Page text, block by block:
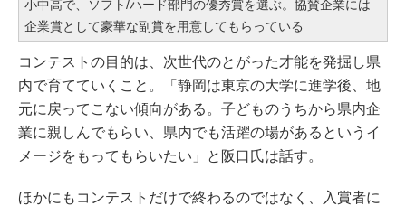
小中高で、ソフト/ハード部門の優秀賞を選ぶ。協賛企業には
企業賞として豪華な副賞を用意してもらっている
コンテストの目的は、次世代のとがった才能を発掘し県
内で育てていくこと。「静岡は東京の大学に進学後、地
元に戻ってこない傾向がある。子どものうちから県内企
業に親しんでもらい、県内でも活躍の場があるというイ
メージをもってもらいたい」と阪口氏は話す。
ほかにもコンテストだけで終わるのではなく、入賞者に